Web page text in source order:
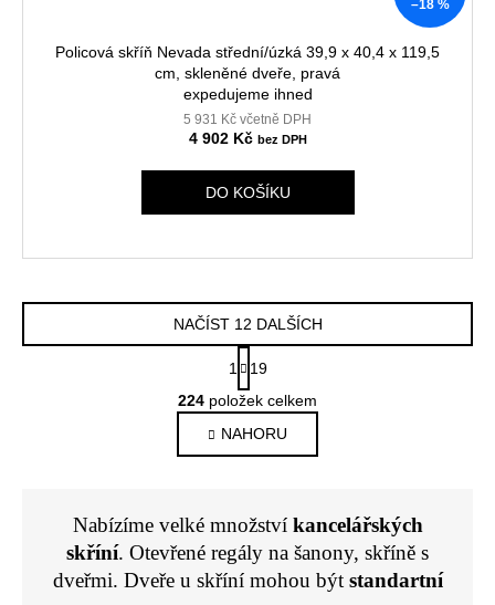
–18 %
Policová skříň Nevada střední/úzká 39,9 x 40,4 x 119,5
cm, skleněné dveře, pravá
expedujeme ihned
5 931 Kč včetně DPH
4 902 Kč
DO KOŠÍKU
O
v
l
á
a
c
í
p
NAČÍST 12 DALŠÍCH
S
t
r
á
n
k
á
n
í
1
19
224 položek celkem
NAHORU
Nabízíme velké množství kancelářských
skříní. Otevřené regály na šanony, skříně s
dveřmi. Dveře u skříní mohou být standartní